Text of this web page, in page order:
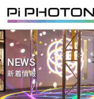
NEWS
新着情報